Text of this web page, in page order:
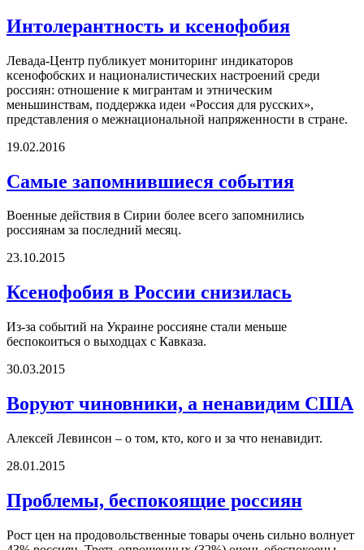
Интолерантность и ксенофобия
Левада-Центр публикует мониторинг индикаторов
ксенофобских и националистических настроений среди
россиян: отношение к мигрантам и этническим
меньшинствам, поддержка идеи «Россия для русских»,
представления о межнациональной напряженности в стране.
19.02.2016
Самые запомнившиеся события
Военные действия в Сирии более всего запомнились
россиянам за последний месяц.
23.10.2015
Ксенофобия в России снизилась
Из-за событий на Украине россияне стали меньше
беспокоиться о выходцах с Кавказа.
30.03.2015
Воруют чиновники, а ненавидим США
Алексей Левинсон – о том, кто, кого и за что ненавидит.
28.01.2015
Проблемы, беспокоящие россиян
Рост цен на продовольственные товары очень сильно волнует